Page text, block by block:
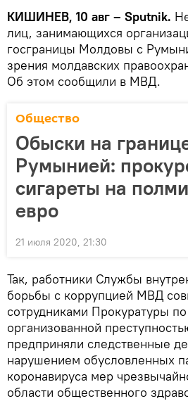
КИШИНЕВ, 10 авг – Sputnik.
лиц, занимающихся
госграницы Молдовы с
зрения молдавских
Об этом сообщили в МВД.
Общество
Обыски на
Румынией:
сигареты на
евро
21 июля 2020, 21:30
Так, работники Службы
борьбы с коррупцией МВД
сотрудниками Прокуратуры
организованной
предприняли следственные
нарушением обусловленных
коронавируса мер
области общественного